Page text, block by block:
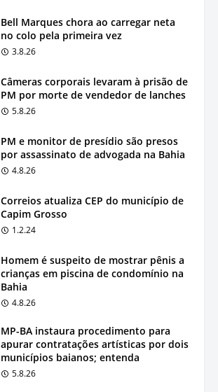
Bell Marques chora ao carregar neta
no colo pela primeira vez
3.8.26
Câmeras corporais levaram à prisão de
PM por morte de vendedor de lanches
5.8.26
PM e monitor de presídio são presos
por assassinato de advogada na Bahia
4.8.26
Correios atualiza CEP do município de
Capim Grosso
1.2.24
Homem é suspeito de mostrar pênis a
crianças em piscina de condomínio na
Bahia
4.8.26
MP-BA instaura procedimento para
apurar contratações artísticas por dois
municípios baianos; entenda
5.8.26